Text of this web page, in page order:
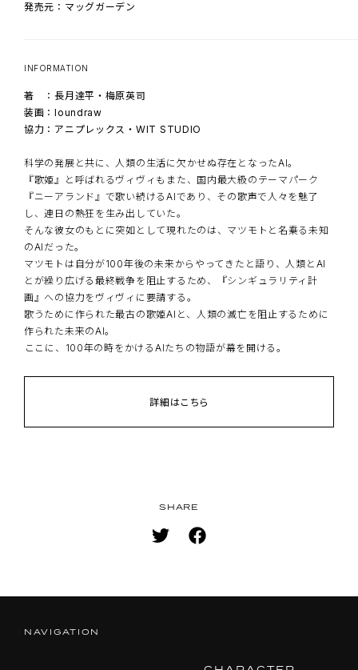
NAVIGATION
ON AIR
STAFF/CAST
STORY
CHARACTER
BD/DVD
MUSIC
BOOK
GOODS
SPECIAL
EVENT
ACCOUNT SHARE
発売元：マッグガーデン
INFORMATION
著 ：長月達平・梅原英司
装画：loundraw
協力：アニプレックス・WIT STUDIO
科学の発展と共に、人類の生活に欠かせぬ存在となったAI。
『歌姫』と呼ばれるヴィヴィもまた、国内最大級のテーマパーク
『ニーアランド』で歌い続けるAIであり、その歌声で人々を魅了
し、連日の熱狂を生み出していた。
そんな彼女のもとに突如として現れたのは、マツモトと名乗る未知
のAIだった。
マツモトは自分が100年後の未来からやってきたと語り、人類とAI
とが繰り広げる最終戦争を阻止するため、『シンギュラリティ計
画』への協力をヴィヴィに要請する。
歌うために作られた最古の歌姫AIと、人類の滅亡を阻止するために
作られた未来のAI。
――ここに、100年の時をかけるAIたちの物語が幕を開ける。
詳細はこちら
発売元：マッグガーデン
INFORMATION
著 ：長月達平・梅原英司
装画：loundraw
協力：アニプレックス・WIT STUDIO
＜私＞が人を愛するなら、 ＜私＞は何を愛するの――。
100年後に勃発する人類とAIの最終戦争を阻止するべく、『シンギ
ュラリティ計画』を開始したヴィヴィとマツモト。 しかし、次なる
歴史の修正点でヴィヴィが目の当たりにしたのは、本来の歴史――正史
よりはるかに発達したAI技術と、それにより発展した世界だった。
AIが過剰に発展している謎を探るため、ヴィヴィはこの時代のAI研
究者、冴木タツヤの元へ向かう。
マツモト曰く、彼は人類で初めてAIと結婚した人物であるとされて
いて――。
AIに心がないのなら、AIを愛する心は虚構なのか。――これは、人とAI
と、愛の物語。
詳細はこちら
発売元：マッグガーデン
INFORMATION
著 ：長月達平・梅原英司
装画：loundraw
協力：アニプレックス・WIT STUDIO
＜私＞に魂の有無を問うなら、＜ 私 ＞の歌に宿るのは――。
ヴィヴィとマツモト、100年の旅路の新たな舞台。新旧の歌姫型AI
が一堂に会する歌の祭典『ゾディアック・サインズ・フェス』。そ
の次なるシンギュラリティポイントでもあるイベントに参加するヴ
ィヴィは、正史で“自殺”したとされるAI、オフィーリアと出会う。
『オフィーリアの自殺』を呼び水に引き起こされる“魂の有無”を問
う論争を防ぐため、ヴィヴィとマツモトはオフィーリアの自殺を阻
止すべく、彼女を取り巻く舞台へ介入する。しかし、真実を探るう
ち、ヴィヴィにあってはならない“人間”との再会が訪れ――。
――自ら命を投げ出す所業、それはAIの“魂”の存在を証明するのか、そ
れとも否か？
詳細はこちら
発売元：マッグガーデン
INFORMATION
著 ：長月達平・梅原英司
装画：loundraw
協力：アニプレックス・WIT STUDIO
＜私＞が愛を謳うなら、＜ 私 ＞も愛を歌うから――。
『シンギュラリティ計画』を完了し、人類とAIとの戦争を阻止した
はずだった ヴィヴィ。 しかし、目覚めた彼女の前に広がっていた
のは、避けなくてはならな かった最終戦争の絶望的な光景だった。
シンギュラリティ計画の失敗と人類滅亡の危機を知ったヴィヴィ
は、事態を打開する手段を求め、全ての始まりを知る『シンギュラ
リティ計画』の発案者、松本博士のもとへと向かう――。 AIを愛する
人々が、AIを憎む人々が、人間に寄り添うAIが、AIを支えたAIが、
そして百年の時を共にした『歌姫』とそのパートナーが、今、旅の
フィナーレを迎える。
発売元：マッグガーデン
INFORMATION
原作：Vivy Score
漫画：山高守人
ⒸVivy Score / アニプレックス・WIT STUDIO
国内最大級のテーマパーク『ニーアランド』で活動する歌姫AI・ヴ
ィヴィのもとに、突如現れた未知のAI・マツモト。100年後の未来
からやってきたと語るマツモトは、人類とAIとが繰り広げる最終戦
争を阻止するため、ヴィヴィに『シンギュラリティ計画』への協力
を要請する――。
話題沸騰のオリジナルアニメ、公式コミカライズ始動!!
発売元：マッグガーデン
INFORMATION
原作：Vivy Score
漫画：山高守人
ⒸVivy Score / アニプレックス・WIT STUDIO
AI命名法の阻止から15年、歌姫AI・ヴィヴィはシンギュラリティ計
画を遂行するため、長き眠りから目を覚ます。未来から送り込まれ
たAI・マツモトと再会したヴィヴィは、AIによる未曾有のテロ――宇宙
ホテル「サンライズ」の墜落を阻止するため、広大な宇宙へと旅立
つ…！
オリジナルアニメ「Vivy -Fluorite Eye's Song-」公式コミカライ
ズ第②巻！
SHARE
NAVIGATION